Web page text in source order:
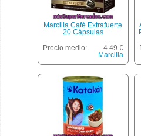
Marcilla Café Extrafuerte
20 Cápsulas
Precio medio:
4.49 €
Marcilla